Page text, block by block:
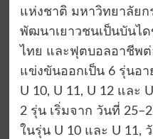
แห่งชาติ มหาวิทยาลัยก
พัฒนาเยาวชนเป็นบันไ
ไทย และฟุตบอลอาชีพ
แข่งขันออกเป็น 6 รุ่นอา
U 10, U 11, U 12 และ
2 รุ่น เริ่มจาก วันที่
ในรุ่น U 10 และ U 11,